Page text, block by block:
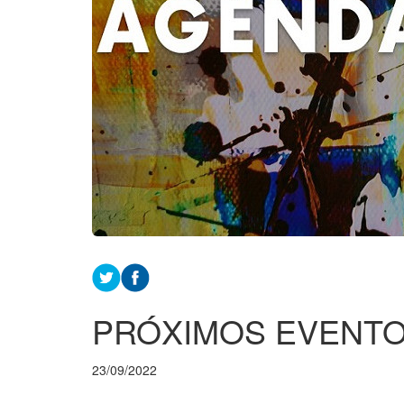
PRÓXIMOS
23/09/2022